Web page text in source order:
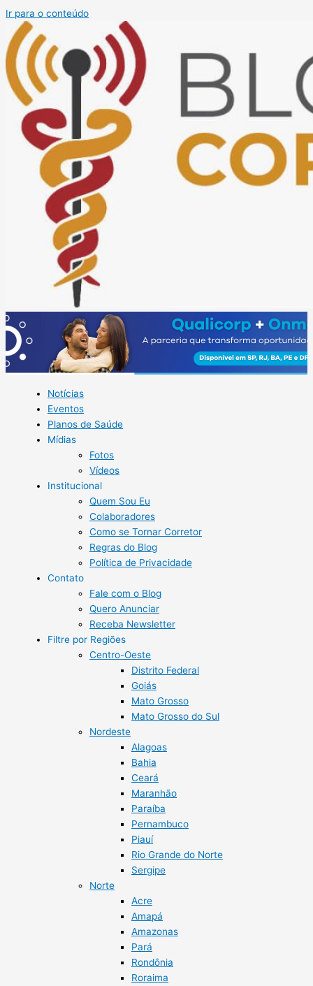
Ir para o conteúdo
Notícias
Eventos
Planos de Saúde
Mídias
Fotos
Vídeos
Institucional
Quem Sou Eu
Colaboradores
Como se Tornar Corretor
Regras do Blog
Política de Privacidade
Contato
Fale com o Blog
Quero Anunciar
Receba Newsletter
Filtre por Regiões
Centro-Oeste
Distrito Federal
Goiás
Mato Grosso
Mato Grosso do Sul
Nordeste
Alagoas
Bahia
Ceará
Maranhão
Paraíba
Pernambuco
Piauí
Rio Grande do Norte
Sergipe
Norte
Acre
Amapá
Amazonas
Pará
Rondônia
Roraima